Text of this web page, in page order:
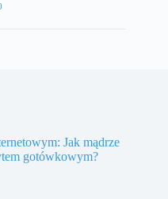
Jak mądrze
gotówkowym?